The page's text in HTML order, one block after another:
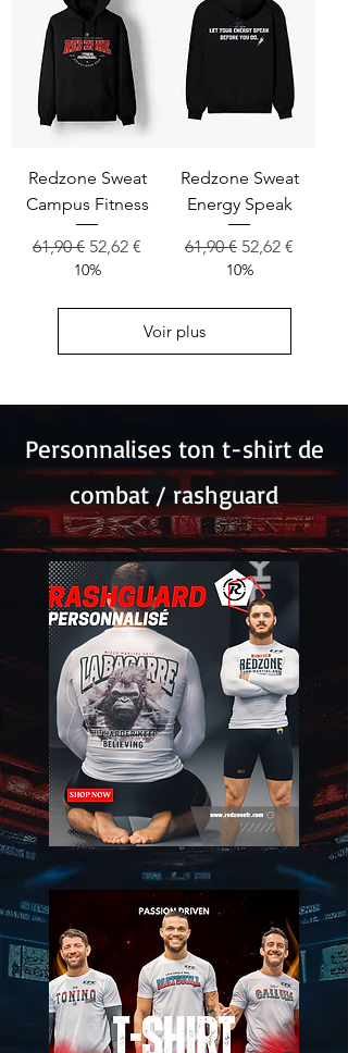
Redzone Sweat
Campus Fitness
Prix original
61,90 € Prix promotionnel
52,62 €
10%
Redzone Sweat
Energy Speak
Prix original
61,90 € Prix
52,62 €
10%
Voir plus
Personnalises ton t-shirt de
combat / rashguard